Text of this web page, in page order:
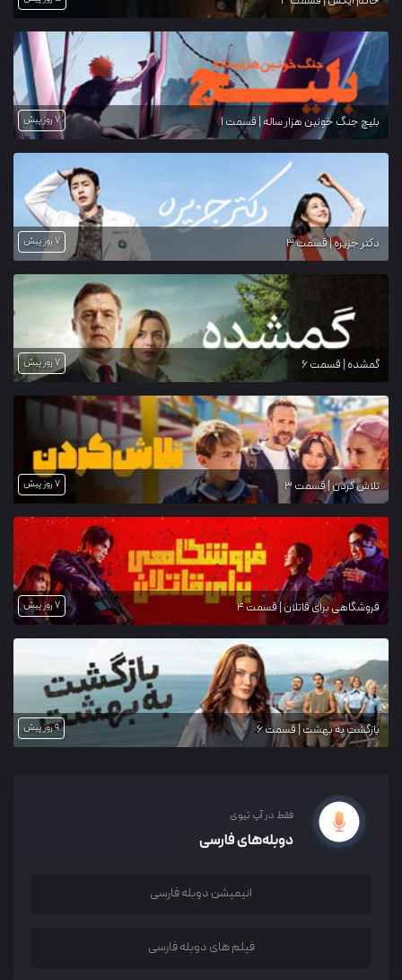
بلیچ جنگ خونین هزار ساله | قسمت 1 7 روز پیش
دکتر جزیره | قسمت 3 7 روز پیش
گمشده | قسمت 6 7 روز پیش
تلاش کردن | قسمت 3 7 روز پیش
فروشگاهی برای قاتلان | قسمت 4 7 روز پیش
بازگشت به بهشت | قسمت 6 9 روز پیش
فقط در آپ تیوی
دوبله‌های فارسی
انیمیشن دوبله فارسی
فیلم های دوبله فارسی